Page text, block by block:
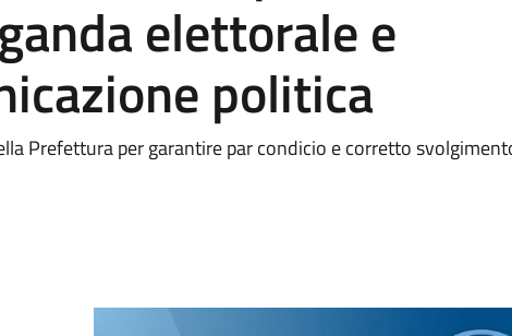
elettorale e
politica
Prefettura per garantire par condicio e corretto